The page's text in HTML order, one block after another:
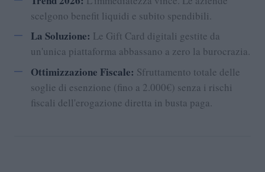
scelgono benefit liquidi e subito spendibili.
La Soluzione: Le Gift Card digitali gestite da
un'unica piattaforma abbassano a zero la burocrazia.
Ottimizzazione Fiscale: Sfruttamento totale delle
soglie di esenzione (fino a 2.000€) senza i rischi
fiscali dell'erogazione diretta in busta paga.